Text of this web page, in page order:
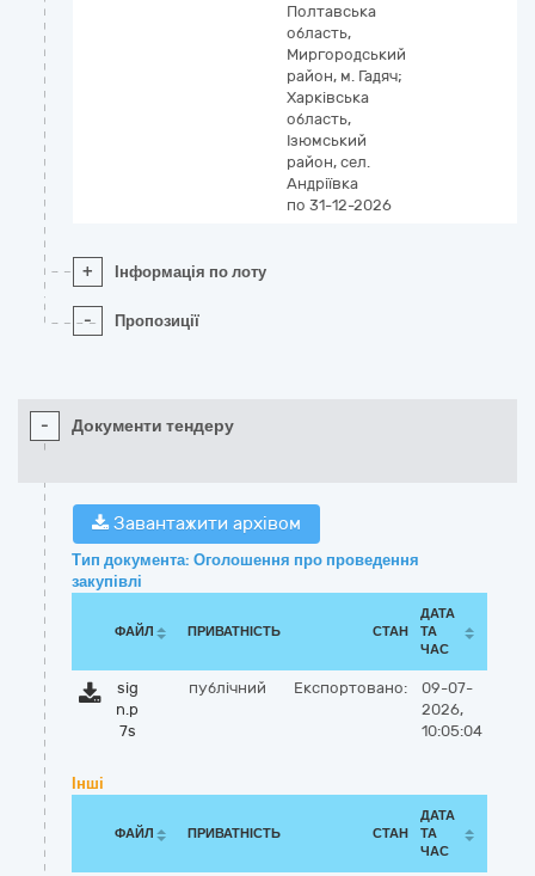
Полтавська
область,
Миргородський
район, м. Гадяч;
Харківська
область,
Ізюмський
район, сел.
Андріївка
по 31-12-2026
+ Інформація по лоту
- Пропозиції
- Документи тендеру
Завантажити архівом
Тип документа: Оголошення про проведення
закупівлі
ФАЙЛ ПРИВАТНІСТЬ СТАН
ДАТА
ТА
ЧАС
sig
n.p
7s
публічний Експортовано:
09-07-
2026,
10:05:04
Інші
ФАЙЛ ПРИВАТНІСТЬ СТАН
ДАТА
ТА
ЧАС